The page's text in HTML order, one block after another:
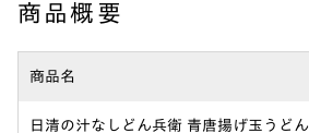
商品概要
商品名
日清の汁なしどん兵衛 青唐揚げ玉うどん